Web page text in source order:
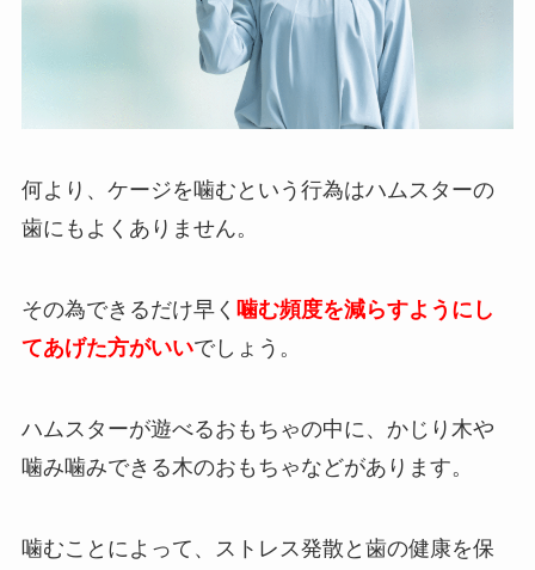
何より、ケージを噛むという行為はハムスターの
歯にもよくありません。
その為できるだけ早く 噛む頻度を減らすようにし
てあげた方がいいでしょう。
ハムスターが遊べるおもちゃの中に、かじり木や
噛み噛みできる木のおもちゃなどがあります。
噛むことによって、ストレス発散と歯の健康を保